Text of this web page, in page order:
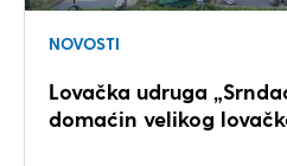
NOVOSTI
Lovačka udruga
domaćin velikog